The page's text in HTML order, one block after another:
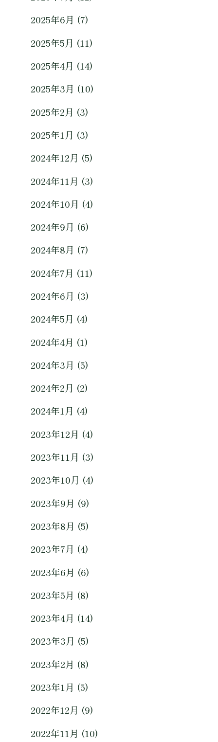
2025年6月 (7)
2025年5月 (11)
2025年4月 (14)
2025年3月 (10)
2025年2月 (3)
2025年1月 (3)
2024年12月 (5)
2024年11月 (3)
2024年10月 (4)
2024年9月 (6)
2024年8月 (7)
2024年7月 (11)
2024年6月 (3)
2024年5月 (4)
2024年4月 (1)
2024年3月 (5)
2024年2月 (2)
2024年1月 (4)
2023年12月 (4)
2023年11月 (3)
2023年10月 (4)
2023年9月 (9)
2023年8月 (5)
2023年7月 (4)
2023年6月 (6)
2023年5月 (8)
2023年4月 (14)
2023年3月 (5)
2023年2月 (8)
2023年1月 (5)
2022年12月 (9)
2022年11月 (10)